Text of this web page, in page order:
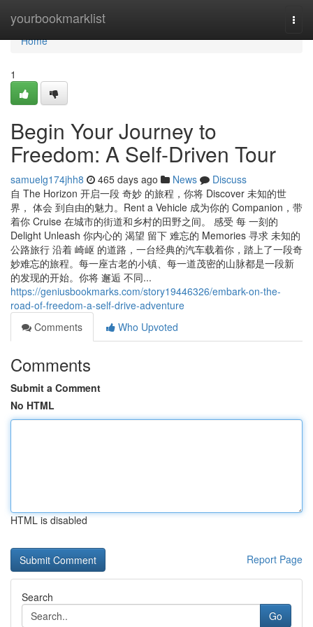
yourbookmarklist
Home
Home
1
Begin Your Journey to
Freedom: A Self-Driven Tour
samuelg174jhh8 465 days ago News
Discuss
自 The Horizon 开启一段 奇妙 的旅程，你将 Discover 未知的世
界， 体会 到自由的魅力。Rent a Vehicle 成为你的 Companion，带
着你 Cruise 在城市的街道和乡村的田野之间。 感受 每 一刻的
Delight Unleash 你内心的 渴望 留下 难忘的 Memories 寻求 未知的
公路旅行 沿着 崎岖 的道路，一台经典的汽车载着你，踏上了一段奇
妙难忘的旅程。每一座古老的小镇、每一道茂密的山脉都是一段新
的发现的开始。你将 邂逅 不同...
https://geniusbookmarks.com/story19446326/embark-on-the-
road-of-freedom-a-self-drive-adventure
Comments
Who Upvoted
Comments
Submit a Comment
No HTML
HTML is disabled
Report Page
Search
Go